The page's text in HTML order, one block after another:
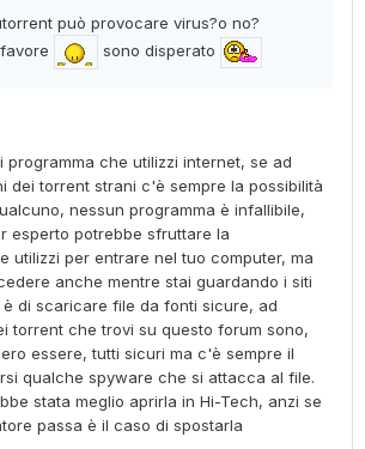
può provocare virus?o no?
sono disperato
programma che utilizzi internet, se ad
dei torrent strani c'è sempre la possibilità
nessun programma è infallibile,
esperto potrebbe sfruttare la
utilizzi per entrare nel tuo computer, ma
anche mentre stai guardando i siti
è di scaricare file da fonti sicure, ad
torrent che trovi su questo forum sono,
essere, tutti sicuri ma c'è sempre il
qualche spyware che si attacca al file.
stata meglio aprirla in Hi-Tech, anzi se
passa è il caso di spostarla